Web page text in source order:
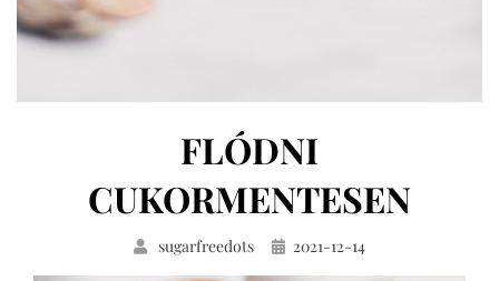
FLÓDNI
CUKORMENTESEN
sugarfreedots Közzétéve
2021-12-14